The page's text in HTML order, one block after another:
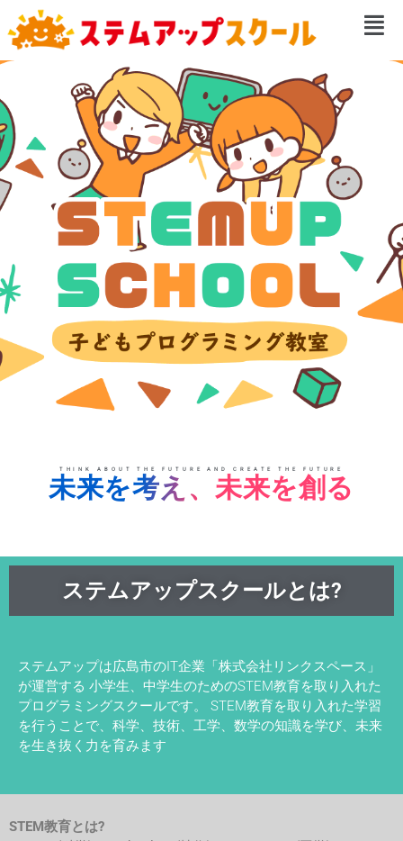
THINK ABOUT THE FUTURE AND CREATE THE FUTURE
未来を考え、未来を創る
ステムアップスクールとは?
ステムアップは広島市のIT企業「株式会社リンクスペース」
が運営する 小学生、中学生のためのSTEM教育を取り入れた
プログラミングスクールです。 STEM教育を取り入れた学習
を行うことで、科学、技術、工学、数学の知識を学び、未来
を生き抜く力を育みます
STEM教育とは?